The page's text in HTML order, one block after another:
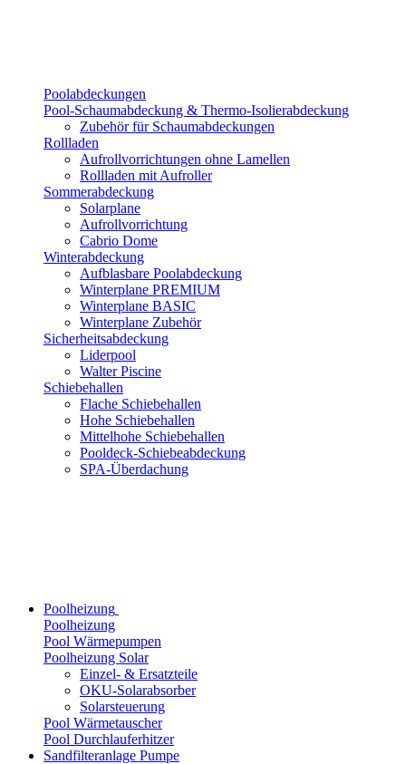
Poolabdeckungen
Pool-Schaumabdeckung & Thermo-Isolierabdeckung
Zubehör für Schaumabdeckungen
Rollladen
Aufrollvorrichtungen ohne Lamellen
Rollladen mit Aufroller
Sommerabdeckung
Solarplane
Aufrollvorrichtung
Cabrio Dome
Winterabdeckung
Aufblasbare Poolabdeckung
Winterplane PREMIUM
Winterplane BASIC
Winterplane Zubehör
Sicherheitsabdeckung
Liderpool
Walter Piscine
Schiebehallen
Flache Schiebehallen
Hohe Schiebehallen
Mittelhohe Schiebehallen
Pooldeck-Schiebeabdeckung
SPA-Überdachung
Poolheizung
Poolheizung
Pool Wärmepumpen
Poolheizung Solar
Einzel- & Ersatzteile
OKU-Solarabsorber
Solarsteuerung
Pool Wärmetauscher
Pool Durchlauferhitzer
Sandfilteranlage Pumpe